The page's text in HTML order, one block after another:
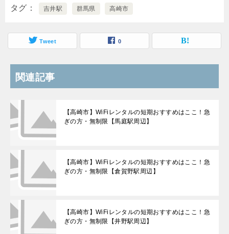
タグ 吉井駅 群馬県 高崎市
Tweet 0
関連記事
【高崎市】WiFiレンタルの短期おすすめはここ！急
ぎの方・無制限【馬庭駅周辺】
【高崎市】WiFiレンタルの短期おすすめはここ！急
ぎの方・無制限【倉賀野駅周辺】
【高崎市】WiFiレンタルの短期おすすめはここ！急
ぎの方・無制限【井野駅周辺】